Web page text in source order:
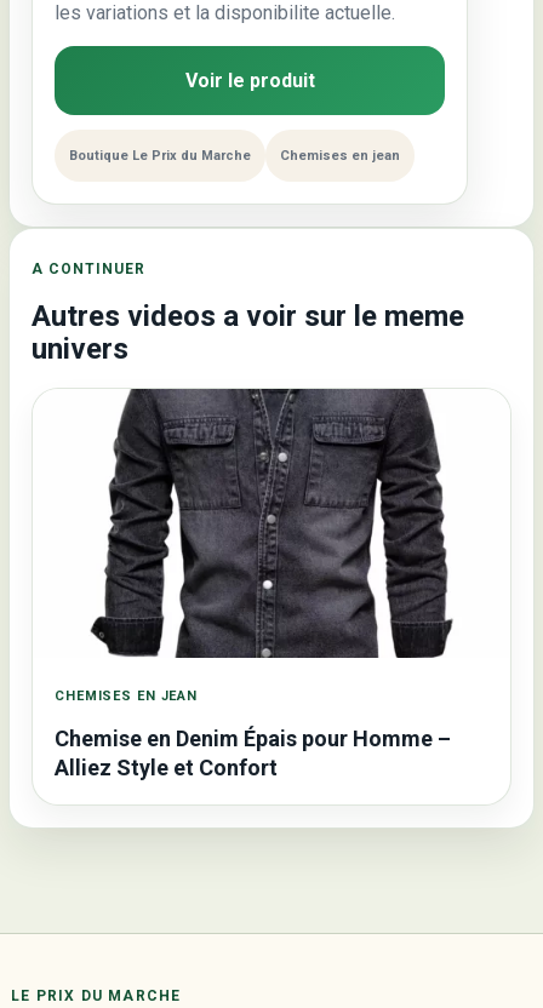
les variations et la disponibilite actuelle.
Voir le produit
Boutique Le Prix du Marche Chemises en jean
A CONTINUER
Autres videos a voir sur le meme
univers
CHEMISES EN JEAN
Chemise en Denim Épais pour Homme –
Alliez Style et Confort
LE PRIX DU MARCHE